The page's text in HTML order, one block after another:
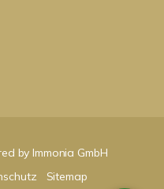
by Immonia GmbH
Sitemap